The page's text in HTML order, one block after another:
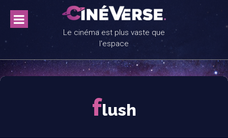
content
Le cinéma est plus vaste que
l'espace
flush